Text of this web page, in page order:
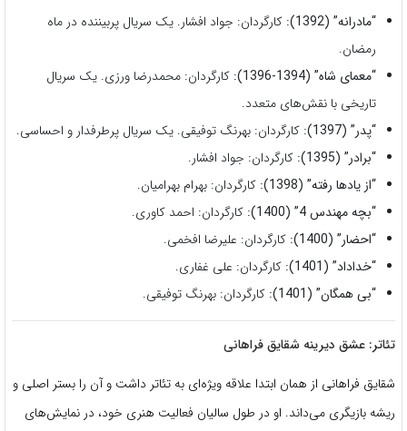
“مادرانه” (1392):
کارگردان: جواد افشار. یک سریال پربیننده در ماه
رمضان.
“معمای شاه” (1394-1396):
کارگردان: محمدرضا ورزی. یک سریال
تاریخی با نقش‌های متعدد.
“پدر” (1397):
کارگردان: بهرنگ توفیقی. یک سریال پرطرفدار و احساسی.
“برادر” (1395):
کارگردان: جواد افشار.
“از یادها رفته” (1398):
کارگردان: بهرام بهرامیان.
“بچه مهندس 4” (1400):
کارگردان: احمد کاوری.
“احضار” (1400):
کارگردان: علیرضا افخمی.
“خداداد” (1401):
کارگردان: علی غفاری.
“بی همگان” (1401):
کارگردان: بهرنگ توفیقی.
تئاتر: عشق دیرینه شقایق فراهانی
شقایق فراهانی از همان ابتدا علاقه ویژه‌ای به تئاتر داشت و آن را بستر اصلی و
ریشه بازیگری می‌داند. او در طول سالیان فعالیت هنری خود، در نمایش‌های